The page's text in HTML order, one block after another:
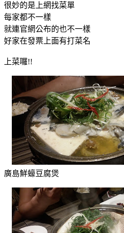
很妙的是上網找菜單
每家都不一樣
就連官網公布的也不一樣
好家在發票上面有打菜名
上菜囉!!
廣島鮮蠔豆腐煲